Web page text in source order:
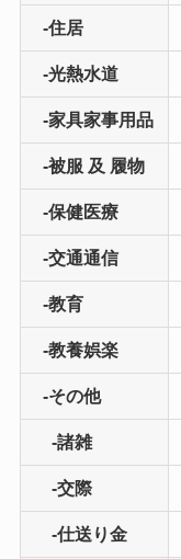
-住居
-光熱水道
-家具家事用品
-被服 及 履物
-保健医療
-交通通信
-教育
-教養娯楽
-その他
-諸雑
-交際
-仕送り金